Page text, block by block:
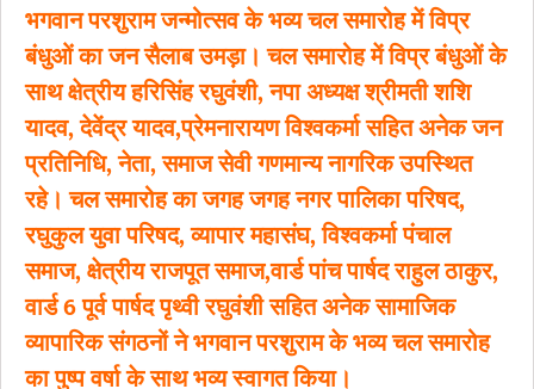
भगवान परशुराम जन्मोत्सव के भव्य चल समारोह में विप्र
बंधुओं का जन सैलाब उमड़ा। चल समारोह में विप्र बंधुओं के
साथ क्षेत्रीय हरिसिंह रघुवंशी, नपा अध्यक्ष श्रीमती शशि
यादव, देवेंद्र यादव,प्रेमनारायण विश्वकर्मा सहित अनेक जन
प्रतिनिधि, नेता, समाज सेवी गणमान्य नागरिक उपस्थित
रहे। चल समारोह का जगह जगह नगर पालिका परिषद,
रघुकुल युवा परिषद, व्यापार महासंघ, विश्वकर्मा पंचाल
समाज, क्षेत्रीय राजपूत समाज,वार्ड पांच पार्षद राहुल ठाकुर,
वार्ड 6 पूर्व पार्षद पृथ्वी रघुवंशी सहित अनेक सामाजिक
व्यापारिक संगठनों ने भगवान परशुराम के भव्य चल समारोह
का पुष्प वर्षा के साथ भव्य स्वागत किया।